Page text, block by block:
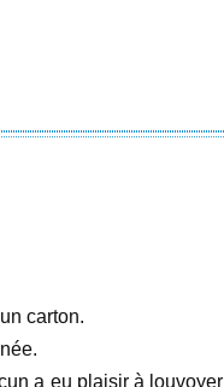
carton.
a eu plaisir à louvoyer